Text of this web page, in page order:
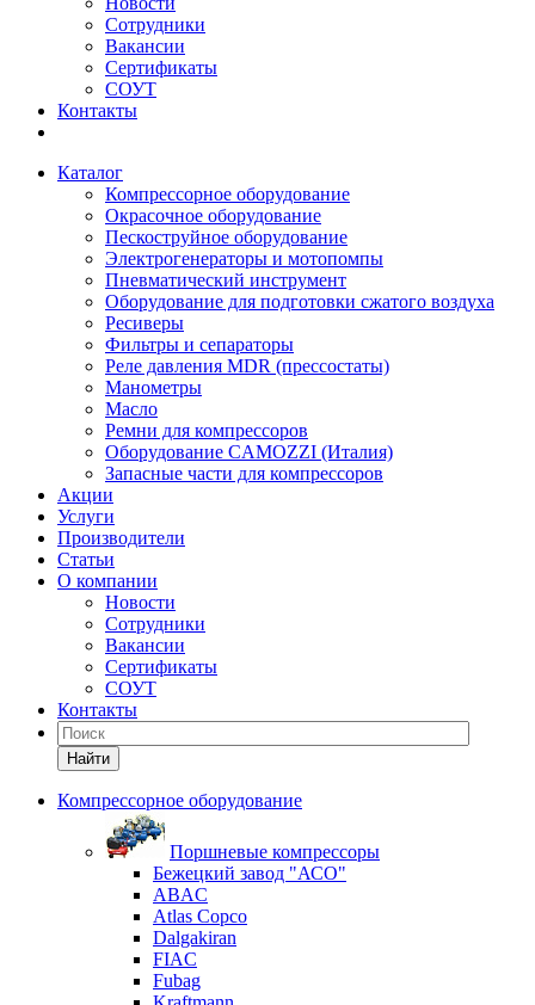
Сотрудники
Вакансии
Сертификаты
СОУТ
Контакты
Каталог
Компрессорное оборудование
Окрасочное оборудование
Пескоструйное оборудование
Электрогенераторы и мотопомпы
Пневматический инструмент
Оборудование для подготовки сжатого воздуха
Ресиверы
Фильтры и сепараторы
Реле давления MDR (прессостаты)
Манометры
Масло
Ремни для компрессоров
Оборудование CAMOZZI (Италия)
Запасные части для компрессоров
Акции
Услуги
Производители
Статьи
О компании
Новости
Сотрудники
Вакансии
Сертификаты
СОУТ
Контакты
Найти
Компрессорное оборудование
Поршневые компрессоры
Бежецкий завод "АСО"
ABAC
Atlas Copco
Dalgakiran
FIAC
Fubag